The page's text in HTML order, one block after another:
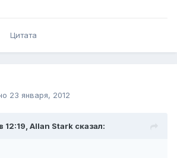
Цитата
23 января, 2012
12:19, Allan Stark сказал: